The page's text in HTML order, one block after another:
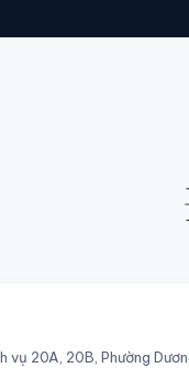
20A, 20B, Phường